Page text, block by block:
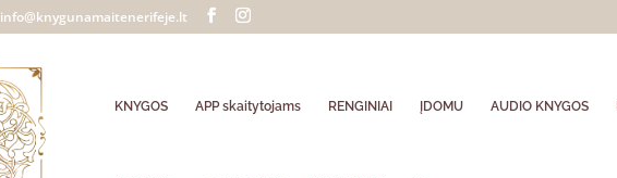
info@knygunamaitenerifeje.lt
KNYGOS APP skaitytojams RENGINIAI ĮDOMU AUDIO KNYGOS